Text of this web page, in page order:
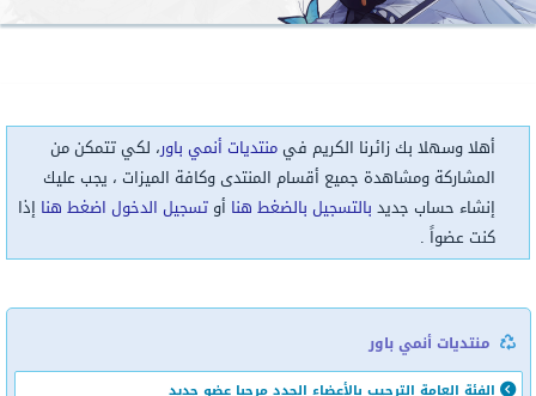
أهلا وسهلا بك زائرنا الكريم فيمنتديات أنمي باور، لكي تتمكن من
المشاركة ومشاهدة جميع أقسام المنتدى وكافة الميزات ، يجب عليك
إنشاء حساب جديد بالتسجيل بالضغط هنا أوتسجيل الدخول اضغط هنا إذا
كنت عضواً .
منتديات أنمي باور
الفئة العامة الترحيب بالأعضاء الجدد مرحبا عضو جديد